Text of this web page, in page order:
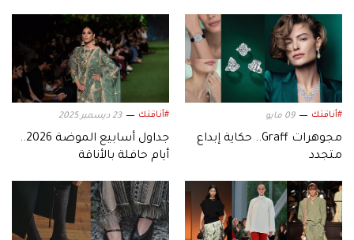
#أناقتك 09 مايو
مجوهرات Graff.. حكاية إبداع
متجدد
#أناقتك 23 ديسمبر 2025
جداول أسابيع الموضة 2026..
أيام حافلة بالأناقة